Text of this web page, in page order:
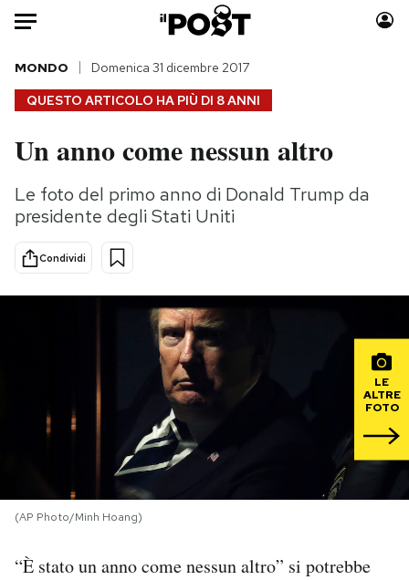
Auto
HOME
Italia
Politica
Internet
Moda
Consumismi
NEWSLETTER
I MIEI PREFERITI
QUESTO ARTICOLO HA PIÙ DI 8 ANNI
MONDO Domenica 31 dicembre 2017
Un anno come nessun altro
Le foto del primo anno di Donald Trump da
presidente degli Stati Uniti
Condividi
LE
ALTRE
FOTO
(AP Photo/Minh Hoang)
“È stato un anno come nessun altro” si potrebbe